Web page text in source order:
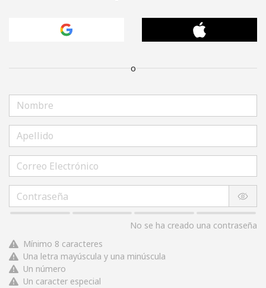
o
No se ha creado una contraseña
Mínimo 8 caracteres
Una letra mayúscula y una minúscula
Un número
Un caracter especial